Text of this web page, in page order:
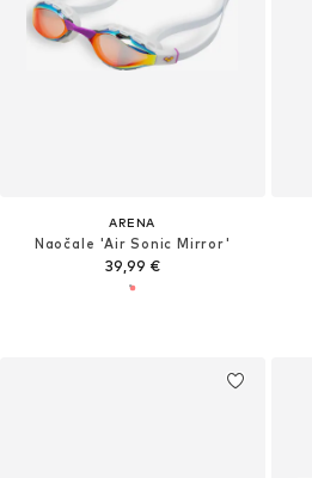
ARENA
Naočale 'Air Sonic Mirror'
39,99 €